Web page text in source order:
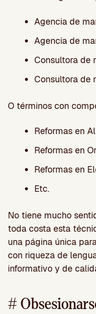
Agencia de
Agencia de
Consultora de
Consultora de
O términos con
Reformas en
Reformas en
Reformas en
Etc.
No tiene mucho
toda costa esta
una página única
con riqueza de
informativo y de
#